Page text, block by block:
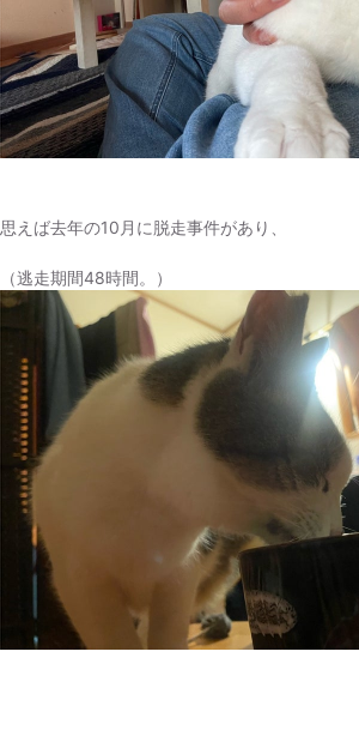
思えば去年の10月に脱走事件があり、
（逃走期間48時間。）